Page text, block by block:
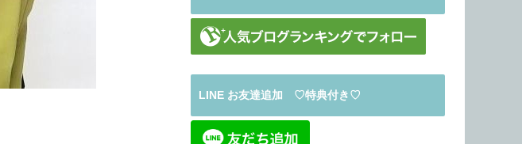
LINE お友達追加 ♡特典付き♡